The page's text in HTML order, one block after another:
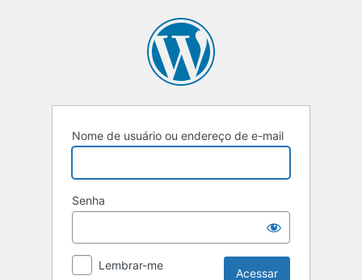
Nome de usuário ou endereço de e-mail
Senha
Lembrar-me